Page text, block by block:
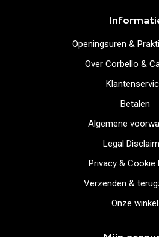
Openingsuren &
Over Corbello &
Betalen
Algemene
Legal
Privacy & Cookie
Verzenden &
Onze winkel